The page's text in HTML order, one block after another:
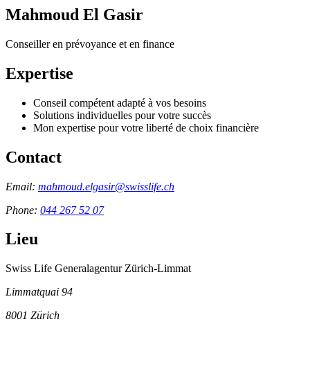
Mahmoud El Gasir
Conseiller en prévoyance et en finance
Expertise
Conseil compétent adapté à vos besoins
Solutions individuelles pour votre succès
Mon expertise pour votre liberté de choix financière
Contact
Email: mahmoud.elgasir@swisslife.ch
Phone: 044 267 52 07
Lieu
Swiss Life Generalagentur Zürich-Limmat
Limmatquai 94
8001 Zürich